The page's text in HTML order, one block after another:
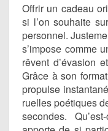
Offrir un cadeau
si l’on souhaite
personnel.
s’impose comme
rêvent d’évasion
Grâce à son
propulse
ruelles poétiques
secondes.